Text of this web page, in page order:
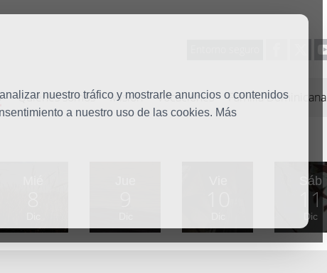
nuestro tráfico y mostrarle anuncios o contenidos
a nuestro uso de las cookies. Más
Quiénes somos Misión Vocaciones Familia Dominicana
Sáb
11
Dic